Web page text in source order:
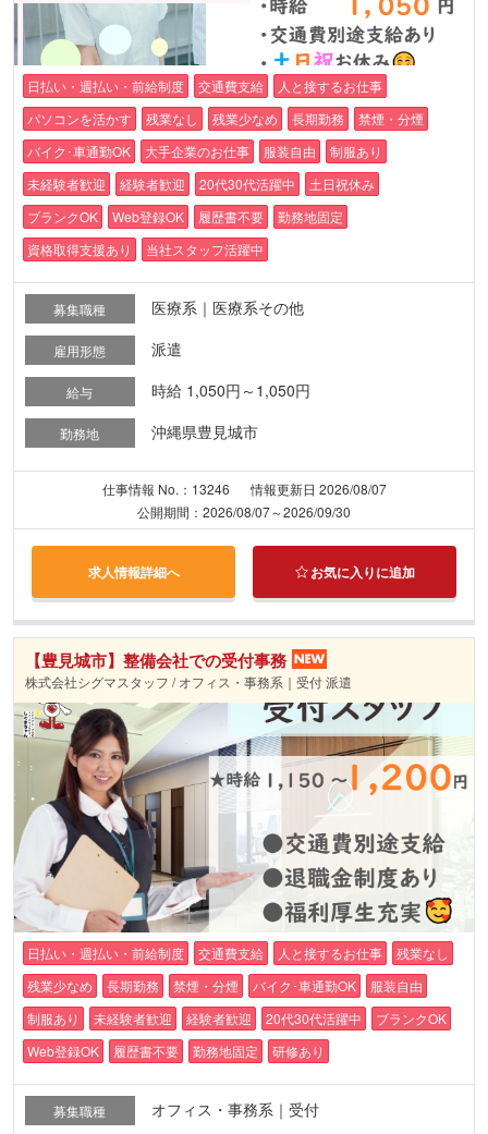
日払い・週払い・前給制度 交通費支給
人と接するお仕事
パソコンを活かす
残業なし 残業少なめ 長期勤務
禁煙・分煙
バイク･車通勤OK
大手企業のお仕事 服装自由
制服あり
未経験者歓迎
経験者歓迎 20代30代活躍中
土日祝休み
ブランクOK
Web登録OK 履歴書不要
勤務地固定
資格取得支援あり
当社スタッフ活躍中
募集職種 医療系｜医療系その他
雇用形態 派遣
給与 時給 1,050円～1,050円
勤務地 沖縄県豊見城市
仕事情報 No.：13246
情報更新日 2026/08/07
公開期間：2026/08/07～2026/09/30
求人情報詳細へ お気に入りに追加
【豊見城市】整備会社での受付事務
株式会社シグマスタッフ / オフィス・事務系｜受付 派遣
日払い・週払い・前給制度 交通費支給 人と接するお仕事
残業なし
残業少なめ
長期勤務 禁煙・分煙 バイク･車通勤OK
服装自由
制服あり
未経験者歓迎 経験者歓迎 20代30代活躍中
ブランクOK
Web登録OK
履歴書不要 勤務地固定 研修あり
募集職種 オフィス・事務系｜受付